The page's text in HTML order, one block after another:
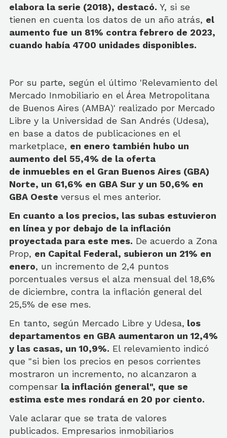
elabora la serie (2018), destacó. Y, si se
tienen en cuenta los datos de un año atrás, el
aumento fue un 81% contra febrero de 2023,
cuando había 4700 unidades disponibles.
Por su parte, según el último 'Relevamiento del
Mercado Inmobiliario en el Área Metropolitana
de Buenos Aires (AMBA)' realizado por Mercado
Libre y la Universidad de San Andrés (Udesa),
en base a datos de publicaciones en el
marketplace, en enero también hubo un
aumento del 55,4% de la oferta
de inmuebles en el Gran Buenos Aires (GBA)
Norte, un 61,6% en GBA Sur y un 50,6% en
GBA Oeste versus el mes anterior.
En cuanto a los precios, las subas estuvieron
en línea y por debajo de la inflación
proyectada para este mes. De acuerdo a Zona
Prop, en Capital Federal, subieron un 21% en
enero, un incremento de 2,4 puntos
porcentuales versus el alza mensual del 18,6%
de diciembre, contra la inflación general del
25,5% de ese mes.
En tanto, según Mercado Libre y Udesa, los
departamentos en GBA aumentaron un 12,4%
y las casas, un 10,9%. El relevamiento indicó
que "si bien los precios en pesos corrientes
mostraron un incremento, no alcanzaron a
compensar la inflación general", que se
estima este mes rondará en 20 por ciento.
Vale aclarar que se trata de valores
publicados. Empresarios inmobiliarios